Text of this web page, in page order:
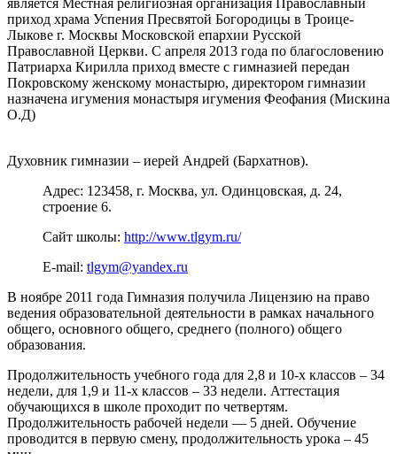
является Местная религиозная организация Православный
приход храма Успения Пресвятой Богородицы в Троице-
Лыкове г. Москвы Московской епархии Русской
Православной Церкви. С апреля 2013 года по благословению
Патриарха Кирилла приход вместе с гимназией передан
Покровскому женскому монастырю, директором гимназии
назначена игумения монастыря игумения Феофания (Мискина
О.Д)
Духовник гимназии – иерей Андрей (Бархатнов).
Адрес: 123458, г. Москва, ул. Одинцовская, д. 24,
строение 6.
Сайт школы: http://www.tlgym.ru/
E-mail: tlgym@yandex.ru
В ноябре 2011 года Гимназия получила Лицензию на право
ведения образовательной деятельности в рамках начального
общего, основного общего, среднего (полного) общего
образования.
Продолжительность учебного года для 2,8 и 10-х классов – 34
недели, для 1,9 и 11-х классов – 33 недели. Аттестация
обучающихся в школе проходит по четвертям.
Продолжительность рабочей недели — 5 дней. Обучение
проводится в первую смену, продолжительность урока – 45